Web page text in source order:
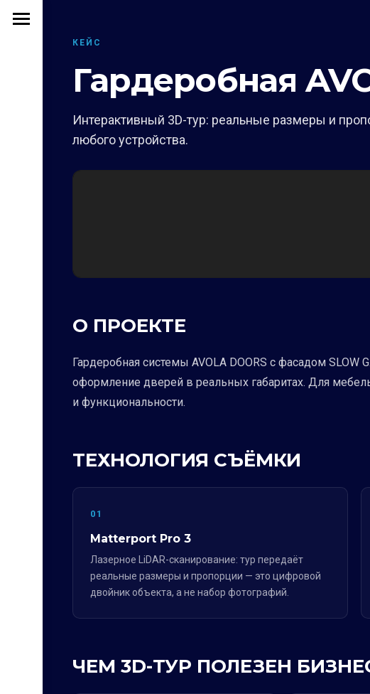
КЕЙС
Гардеробная
Интерактивный 3D-тур: реальные размеры и
любого устройства.
О ПРОЕКТЕ
Гардеробная системы AVOLA DOORS с фасадом
оформление дверей в реальных габаритах. Для
и функциональности.
ТЕХНОЛОГИЯ СЪЁМКИ
01
Matterport Pro 3
Лазерное LiDAR-сканирование: тур передаёт
реальные размеры и пропорции — это цифровой
двойник объекта, а не набор фотографий.
ЧЕМ 3D-ТУР ПОЛЕЗЕН